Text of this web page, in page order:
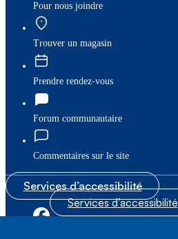
Pour nous joindre
Trouver un magasin
Prendre rendez-vous
Forum communautaire
Commentaires sur le site
Services d’accessibilité
Services d’accessibilité